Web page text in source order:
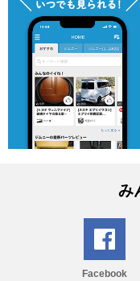
み
Facebook